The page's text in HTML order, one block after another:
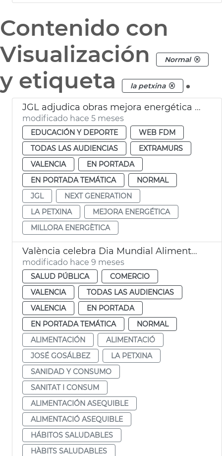
Contenido con
Visualización
Normal
y etiqueta la petxina .
JGL adjudica obras mejora energética centro deportivo la Petxina València
modificado hace 5 meses
EDUCACIÓN Y DEPORTE
WEB FDM
TODAS LAS AUDIENCIAS
EXTRAMURS
VALENCIA
EN PORTADA
EN PORTADA TEMÁTICA
NORMAL
JGL
NEXT GENERATION
LA PETXINA
MEJORA ENERGÉTICA
MILLORA ENERGÈTICA
València celebra Dia Mundial Alimentación
modificado hace 9 meses
SALUD PÚBLICA
COMERCIO
VALENCIA
TODAS LAS AUDIENCIAS
VALENCIA
EN PORTADA
EN PORTADA TEMÁTICA
NORMAL
ALIMENTACIÓN
ALIMENTACIÓ
JOSÉ GOSÁLBEZ
LA PETXINA
SANIDAD Y CONSUMO
SANITAT I CONSUM
ALIMENTACIÓN ASEQUIBLE
ALIMENTACIÓ ASEQUIBLE
HÁBITOS SALUDABLES
HÀBITS SALUDABLES